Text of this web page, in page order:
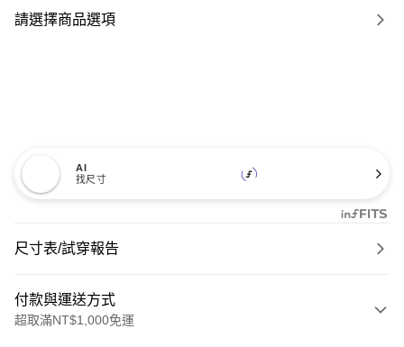
請選擇商品選項
AI
找尺寸
尺寸表/試穿報告
付款與運送方式
超取滿NT$1,000免運